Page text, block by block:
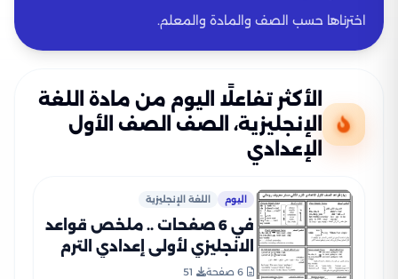
اخترناها حسب الصف والمادة والمعلم.
الأكثر تفاعلًا اليوم من مادة اللغة
الإنجليزية، الصف الصف الأول
الإعدادي
اليوم اللغة الإنجليزية
في 6 صفحات .. ملخص قواعد
الانجليزي لأولى إعدادي الترم
الثاني بصيغة PDF
6 صفحة
51